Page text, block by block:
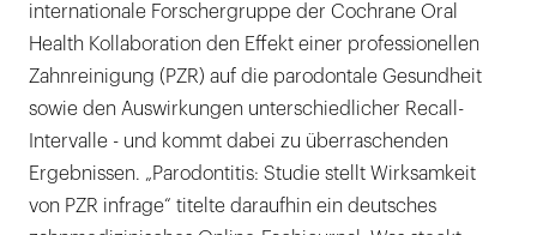
Das ist die Reduzierung der PZR auf eine
zahnmedizinische Waschstraße
Literaturliste
internationale Forschergruppe der Cochrane Oral
Health Kollaboration den Effekt einer professionellen
Zahnreinigung (PZR) auf die parodontale Gesundheit
sowie den Auswirkungen unterschiedlicher Recall-
Intervalle - und kommt dabei zu überraschenden
Ergebnissen. „Parodontitis: Studie stellt Wirksamkeit
von PZR infrage“ titelte daraufhin ein deutsches